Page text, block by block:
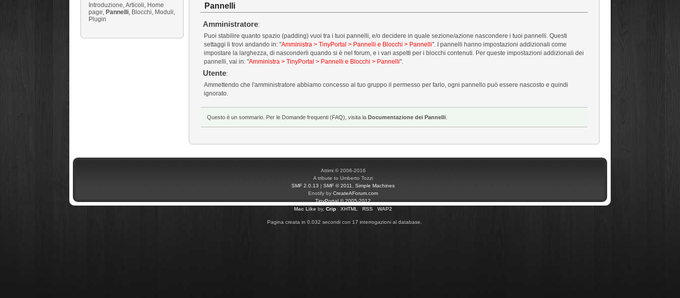
Introduzione,Articoli, Home
page, Pannelli, Blocchi, Moduli,
Plugin
Pannelli
Amministratore:
Puoi stabilire quanto spazio (padding) vuoi tra i tuoi pannelli, e/o decidere in quale sezione/azione nascondere i tuoi pannelli. Questi
settaggi li trovi andando in: "Amministra > TinyPortal > Pannelli e Blocchi > Pannelli". I pannelli hanno impostazioni addizionali come
impostare la larghezza, di nasconderli quando si è nel forum, e i vari aspetti per i blocchi contenuti. Per queste impostazioni addizionali dei
pannelli, vai in: "Amministra > TinyPortal > Pannelli e Blocchi > Pannelli".
Utente:
Ammettendo che l'amministratore abbiamo concesso al tuo gruppo il permesso per farlo, ogni pannello può essere nascosto e quindi
ignorato.
Questo è un sommario. Per le Domande frequenti (FAQ), visita laDocumentazione dei Pannelli
Attimi © 2006-2016
A tribute to Umberto Tozzi
SMF 2.0.13 | SMF © 2011, Simple Machines
Enotify by CreateAForum.com
TinyPortal © 2005-2012
Mac Like by, Crip XHTML RSS WAP2
Pagina creata in 0.032 secondi con 17 interrogazioni al database.